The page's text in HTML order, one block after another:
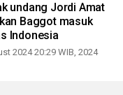
undang Jordi Amat
Baggot masuk
Indonesia
2024 20:29 WIB, 2024